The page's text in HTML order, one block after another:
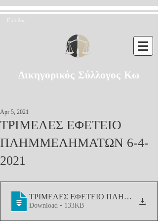
Είσοδος
Δικηγορικός Σύλλογος Κω
ΤΡΙΜΕΛΕΣ ΕΦΕΤΕΙΟ
ΠΛΗΜΜΕΛΗΜΑΤΩΝ 6-4-
2021
Apr 5, 2021
ΤΡΙΜΕΛΕΣ ΕΦΕΤΕΙΟ
Download • 133KB